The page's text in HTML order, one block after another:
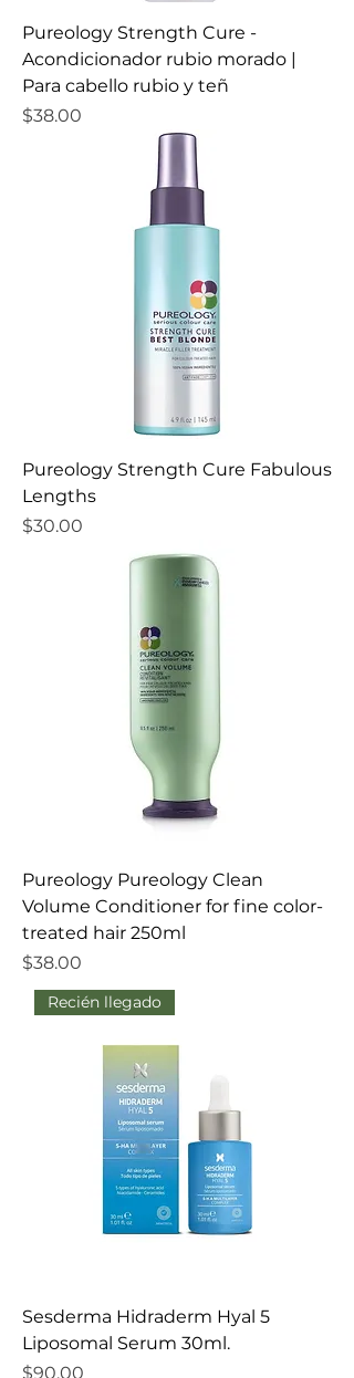
Pureology Strength Cure -
Acondicionador rubio morado |
Para cabello rubio y teñ
Precio
$38.00
Pureology Strength Cure Fabulous
Lengths
Precio
$30.00
Pureology Pureology Clean
Volume Conditioner for fine color-
treated hair 250ml
Precio
$38.00
Recién llegado
Sesderma Hidraderm Hyal 5
Liposomal Serum 30ml.
Precio
$90.00